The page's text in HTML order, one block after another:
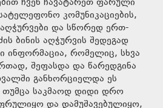
კომუნიკაციების,
და სწორედ ერთ-
ბინის აღჭურვის შედეგად
ინფორმაცია, რომელიც, სხვა
შეფასდა და წარედგინა
განხორციელდა ეს
საკმაოდ დიდი დრო
და დამუშავებულიყო,